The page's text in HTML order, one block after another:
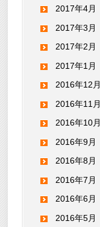
2017年4月
2017年3月
2017年2月
2017年1月
2016年12月
2016年11月
2016年10月
2016年9月
2016年8月
2016年7月
2016年6月
2016年5月